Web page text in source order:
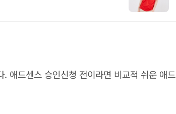
애드센스 승인신청 전이라면 비교적 쉬운 애드